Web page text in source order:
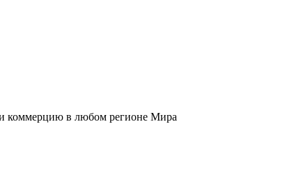
коммерцию в любом регионе Мира